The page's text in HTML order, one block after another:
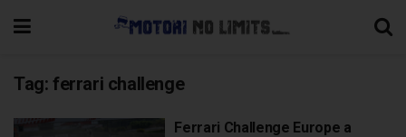
Tag: ferrari challenge
Ferrari Challenge Europe a